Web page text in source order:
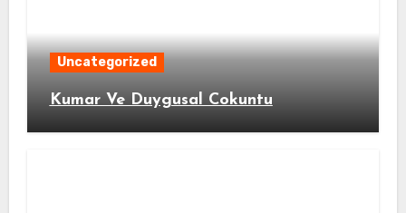
Uncategorized
Kumar Ve Duygusal Cokuntu